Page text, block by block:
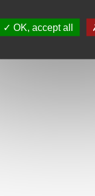
OK, accept all